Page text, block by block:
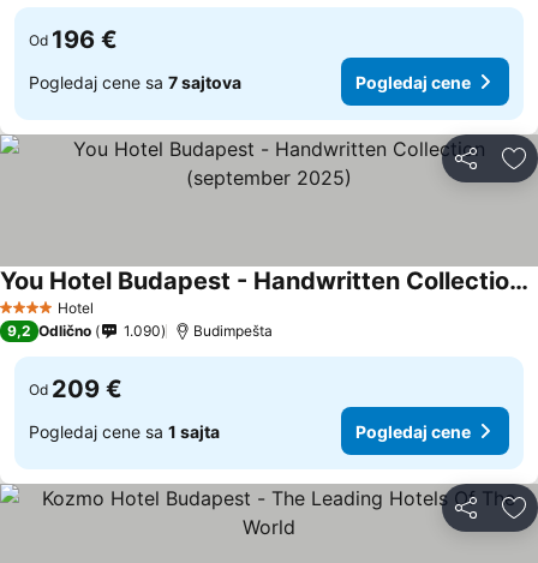
Od 196 €
Pogledaj cene sa 7 sajtova Pogledaj cene
Deli
4 ZvezdiceHotel
You Hotel Budapest - Handwritten Collection (september 2025)
9,2 Odlično 1.090 Budimpešta
Od 209 €
Pogledaj cene sa 1 sajta Pogledaj cene
Deli